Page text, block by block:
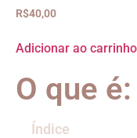
R$40,00
Adicionar ao carrinho
O que
Índice